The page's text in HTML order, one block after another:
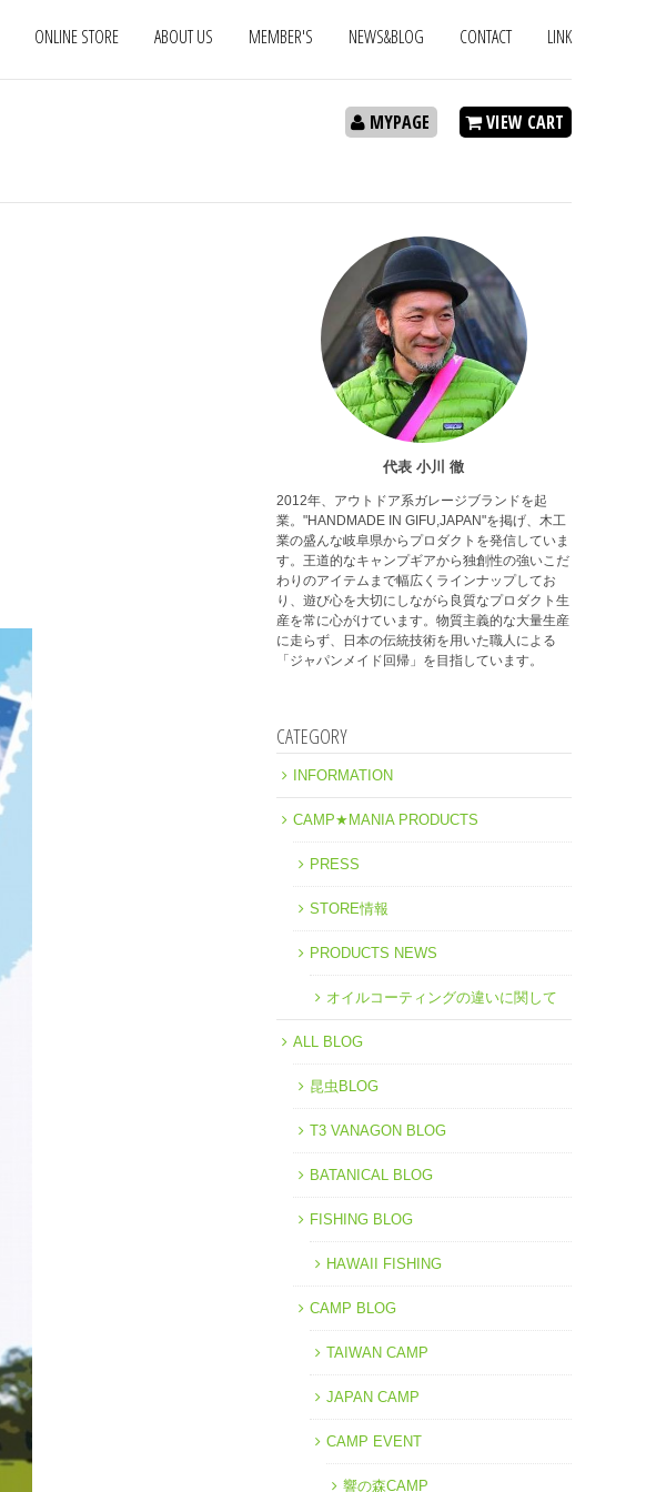
ONLINE STORE ABOUT US MEMBER'S NEWS&BLOG CONTACT LINK
VIEW CART
MYPAGE
代表 小川 徹
2012年、アウトドア系ガレージブランドを起
業。"HANDMADE IN GIFU,JAPAN"を掲げ、木工
業の盛んな岐阜県からプロダクトを発信していま
す。王道的なキャンプギアから独創性の強いこだ
わりのアイテムまで幅広くラインナップしてお
り、遊び心を大切にしながら良質なプロダクト生
産を常に心がけています。物質主義的な大量生産
に走らず、日本の伝統技術を用いた職人による
「ジャパンメイド回帰」を目指しています。
CATEGORY
INFORMATION
CAMP★MANIA PRODUCTS
PRESS
STORE情報
PRODUCTS NEWS
オイルコーティングの違いに関して
ALL BLOG
昆虫BLOG
T3 VANAGON BLOG
BATANICAL BLOG
FISHING BLOG
HAWAII FISHING
CAMP BLOG
TAIWAN CAMP
JAPAN CAMP
CAMP EVENT
響の森CAMP